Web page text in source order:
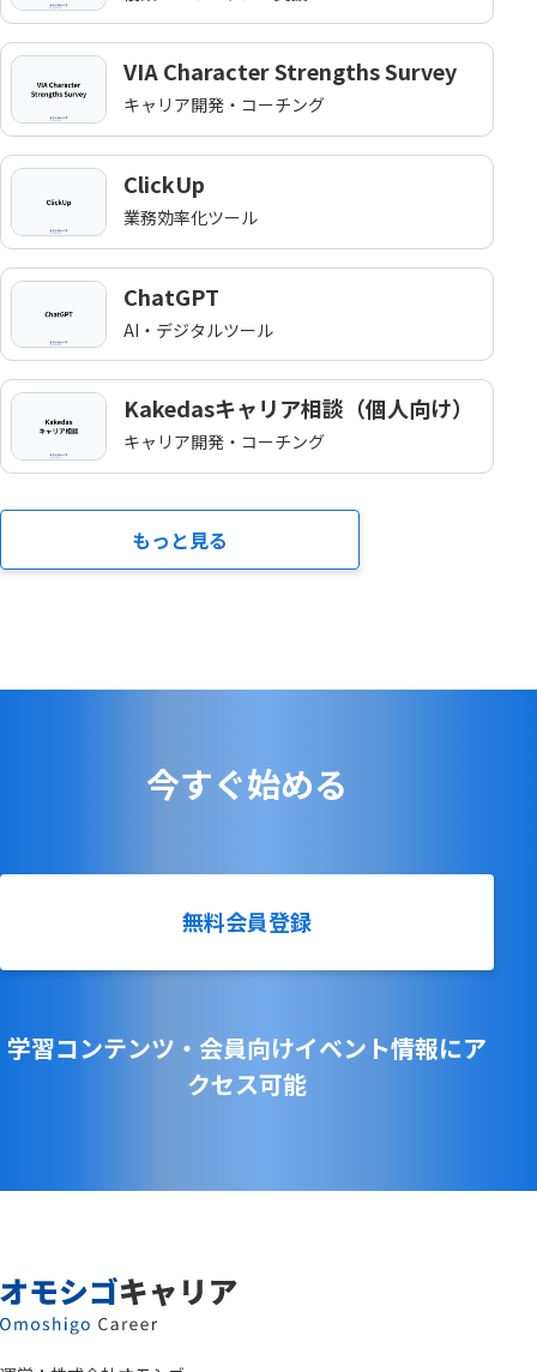
VIA Character Strengths Survey
キャリア開発・コーチング
ClickUp
業務効率化ツール
ChatGPT
AI・デジタルツール
Kakedasキャリア相談（個人向け）
キャリア開発・コーチング
もっと見る
今すぐ始める
無料会員登録
学習コンテンツ・会員向けイベント情報にア
クセス可能